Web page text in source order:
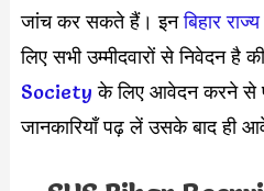
जांच कर सकते हैं। इनबिहार
लिए सभी उम्मीदवारों से निवेदन है
Society के लिए आवेदन करने से
जानकारियाँ पढ़ लें उसके बाद ही